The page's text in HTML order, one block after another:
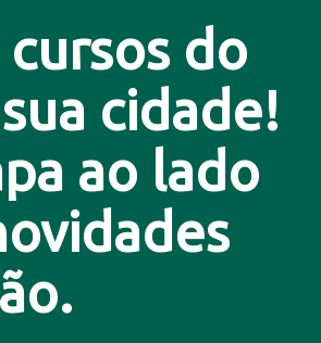
do
cidade!
ao lado